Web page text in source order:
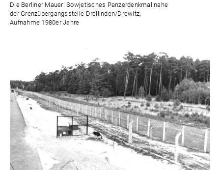
Die Berliner Mauer: Sowjetisches Panzerdenkmal nahe
der Grenzübergangsstelle Dreilinden/Drewitz,
Aufnahme 1980er Jahre